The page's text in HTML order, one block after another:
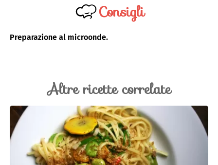
Consigli
Preparazione al microonde.
Altre ricette correlate